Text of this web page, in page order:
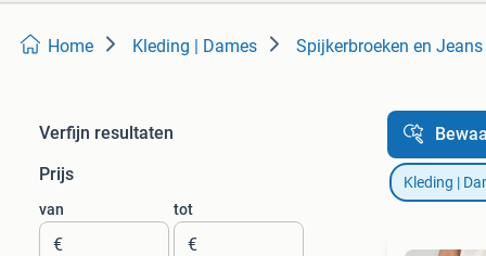
Home Kleding | Dames Spijkerbroeken en Jeans
Verfijn resultaten
Prijs
van
€
tot
€
Kleding |